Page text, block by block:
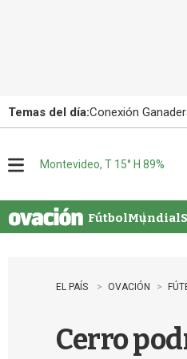
Temas del día:Conexión
u
Montevideo, T 15° H 89%
FútbolMundial
EL PAÍS OVACIÓN
Cerro